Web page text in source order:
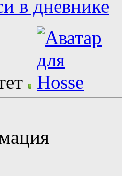
в дневнике